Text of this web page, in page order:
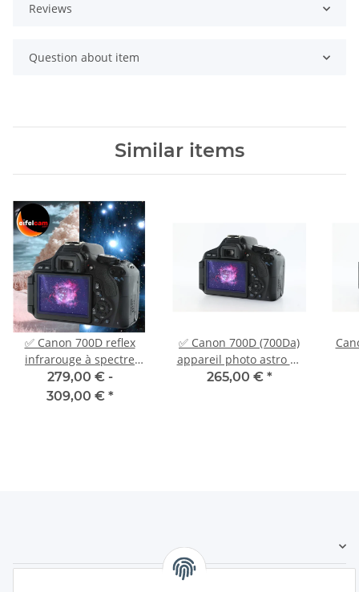
Reviews
Question about item
Similar items
✅ Canon 700D reflex
infrarouge à spectre
complet astro UV
garantie 2 ans
279,00 € -
309,00 € *
✅ Canon 700D (700Da)
appareil photo astro H-
alpha astro-modifié
265,00 € *